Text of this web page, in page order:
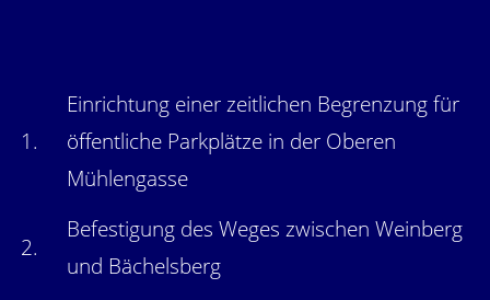
1.
Einrichtung einer zeitlichen Begrenzung für
öffentliche Parkplätze in der Oberen
Mühlengasse
2.
Befestigung des Weges zwischen Weinberg
und Bächelsberg